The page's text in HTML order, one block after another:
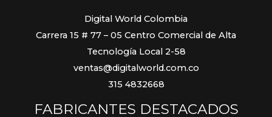
Digital World Colombia
Carrera 15 # 77 – 05 Centro Comercial de Alta
Tecnología Local 2-58
ventas@digitalworld.com.co
315 4832668
FABRICANTES DESTACADOS